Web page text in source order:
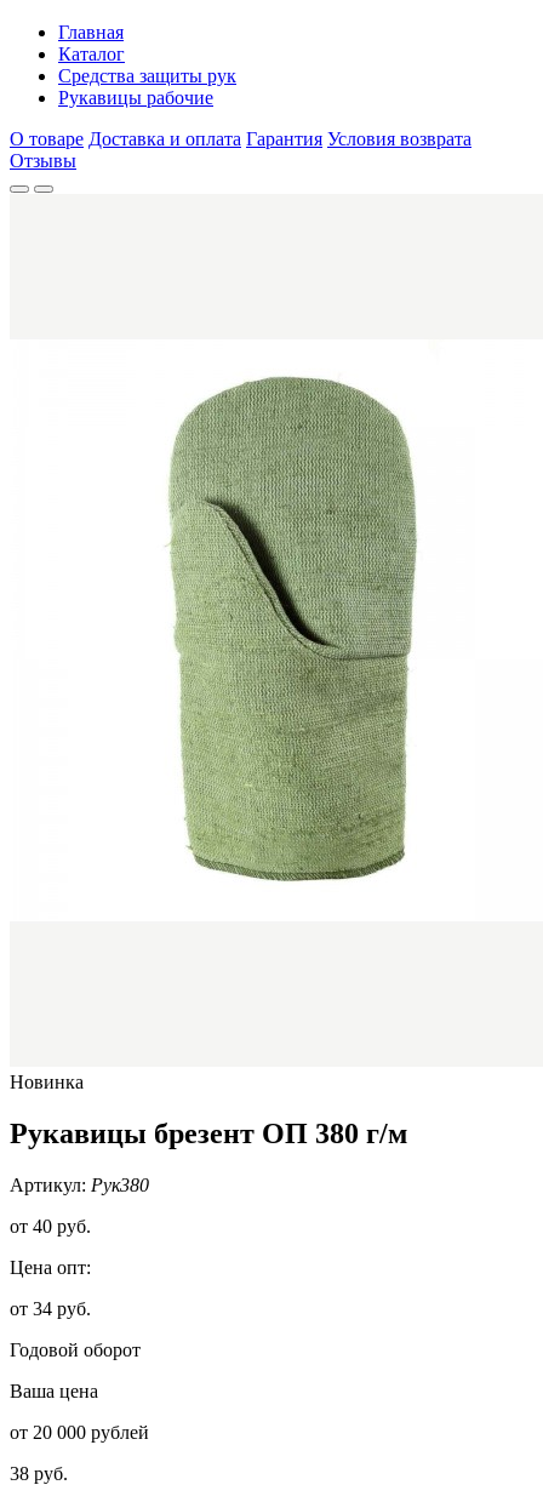
Главная
Каталог
Средства защиты рук
Рукавицы рабочие
О товаре Доставка и оплата Гарантия Условия возврата
Отзывы
Новинка
Рукавицы брезент ОП 380 г/м
Артикул: Рук380
от 40 руб.
Цена опт:
от 34 руб.
Годовой оборот
Ваша цена
от 20 000 рублей
38 руб.